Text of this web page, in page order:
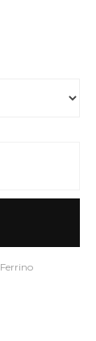
кафяв quantity
Ferrino